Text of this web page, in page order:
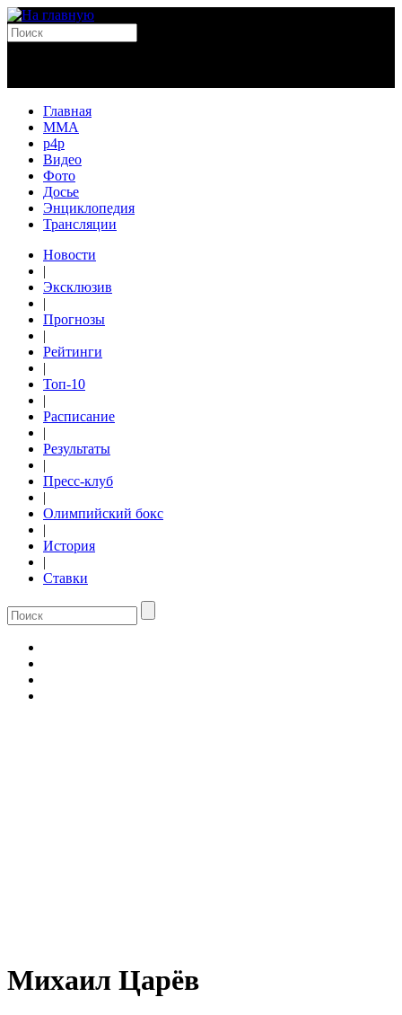
Главная
MMA
p4p
Видео
Фото
Досье
Энциклопедия
Трансляции
Новости
|
Эксклюзив
|
Прогнозы
|
Рейтинги
|
Топ-10
|
Расписание
|
Результаты
|
Пресс-клуб
|
Олимпийский бокс
|
История
|
Ставки
Михаил Царёв